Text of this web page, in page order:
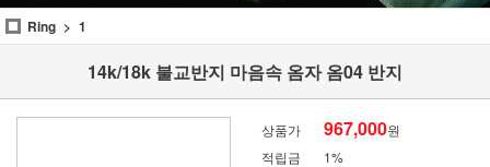
Ring 1
14k/18k 불교반지 마음속 옴자 옴04 반지
상품가 967,000원
적립금
1%